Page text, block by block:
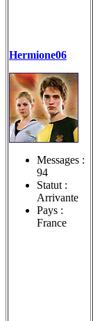
Hermione06
Messages :
94
Statut :
Arrivante
Pays :
France